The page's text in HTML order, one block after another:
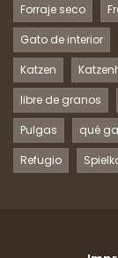
Forraje seco
Gato de interior
Katzen
libre de granos
Pulgas
qué
Refugio